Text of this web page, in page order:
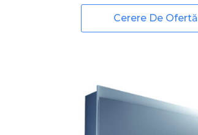
Cerere De Ofertă